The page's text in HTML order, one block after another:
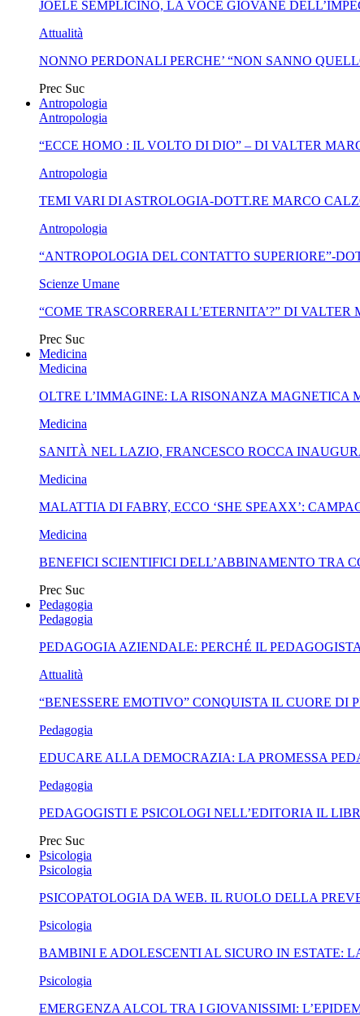
JOELE SEMPLICINO, LA VOCE GIOVANE
Attualità
NONNO PERDONALI PERCHE’ “NON SANNO
Prec Suc
Antropologia
Antropologia
“ECCE HOMO : IL VOLTO DI DIO” – DI VALTER
Antropologia
TEMI VARI DI ASTROLOGIA-DOTT.RE MARCO
Antropologia
“ANTROPOLOGIA DEL CONTATTO SUPERIORE”-
Scienze Umane
“COME TRASCORRERAI L’ETERNITA’?” DI VALTER
Prec Suc
Medicina
Medicina
OLTRE L’IMMAGINE: LA RISONANZA
Medicina
SANITÀ NEL LAZIO, FRANCESCO ROCCA
Medicina
MALATTIA DI FABRY, ECCO ‘SHE SPEAXX’:
Medicina
BENEFICI SCIENTIFICI DELL’ABBINAMENTO TRA
Prec Suc
Pedagogia
Pedagogia
PEDAGOGIA AZIENDALE: PERCHÉ IL
Attualità
“BENESSERE EMOTIVO” CONQUISTA IL CUORE DI
Pedagogia
EDUCARE ALLA DEMOCRAZIA: LA PROMESSA
Pedagogia
PEDAGOGISTI E PSICOLOGI NELL’EDITORIA IL
Prec Suc
Psicologia
Psicologia
PSICOPATOLOGIA DA WEB. IL RUOLO DELLA
Psicologia
BAMBINI E ADOLESCENTI AL SICURO IN ESTATE:
Psicologia
EMERGENZA ALCOL TRA I GIOVANISSIMI: